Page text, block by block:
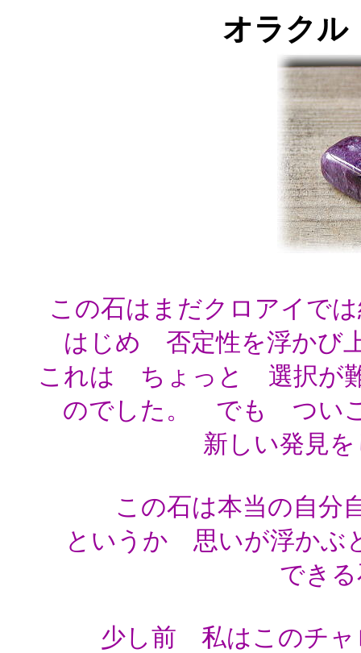
オラクル
この石はまだクロアイで
はじめ 否定性を浮かび
これは ちょっと 選択が
のでした。 でも つい
新しい発見
この石は本当の自分
というか 思いが浮かぶ
でき
少し前 私はこのチャ